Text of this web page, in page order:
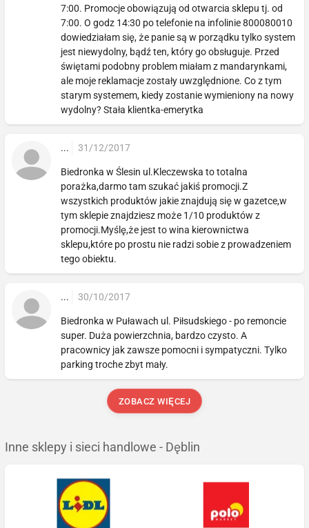
7:00. Promocje obowiązują od otwarcia sklepu tj. od
7:00. O godz 14:30 po telefonie na infolinie 800080010
dowiedziałam się, że panie są w porządku tylko system
jest niewydolny, bądź ten, który go obsługuje. Przed
świętami podobny problem miałam z mandarynkami,
ale moje reklamacje zostały uwzględnione. Co z tym
starym systemem, kiedy zostanie wymieniony na nowy
wydolny? Stała klientka-emerytka
... 31/12/2017
Biedronka w Ślesin ul.Kleczewska to totalna
porażka,darmo tam szukać jakiś promocji.Z
wszystkich produktów jakie znajdują się w gazetce,w
tym sklepie znajdziesz może 1/10 produktów z
promocji.Myślę,że jest to wina kierownictwa
sklepu,które po prostu nie radzi sobie z prowadzeniem
tego obiektu.
... 30/10/2017
Biedronka w Puławach ul. Piłsudskiego - po remoncie
super. Duża powierzchnia, bardzo czysto. A
pracownicy jak zawsze pomocni i sympatyczni. Tylko
parking troche zbyt mały.
ZOBACZ WIĘCEJ
Inne sklepy i sieci handlowe - Dęblin